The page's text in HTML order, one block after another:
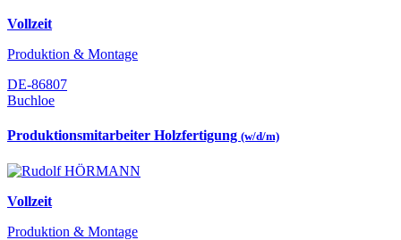
Vollzeit
Produktion & Montage
DE-86807
Buchloe
Produktionsmitarbeiter Holzfertigung (w/d/m)
Vollzeit
Produktion & Montage